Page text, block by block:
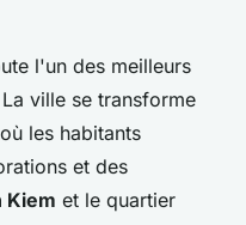
l'un des meilleurs
ville se transforme
les habitants
et des
Kiem et le quartier